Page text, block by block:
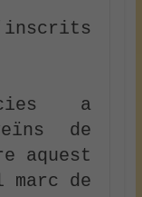
a
de
aquest
de